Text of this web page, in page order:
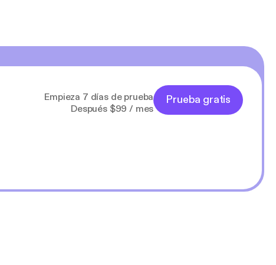
Empieza 7 días de prueba
Después $99 / mes
Prueba gratis